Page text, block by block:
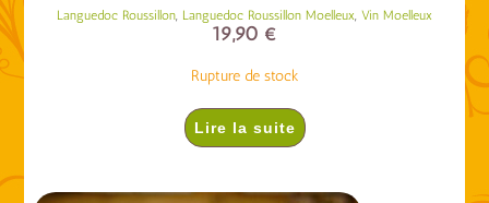
Languedoc Roussillon, Languedoc Roussillon Moelleux, Vin Moelleux
19,90 €
Rupture de stock
Lire la suite